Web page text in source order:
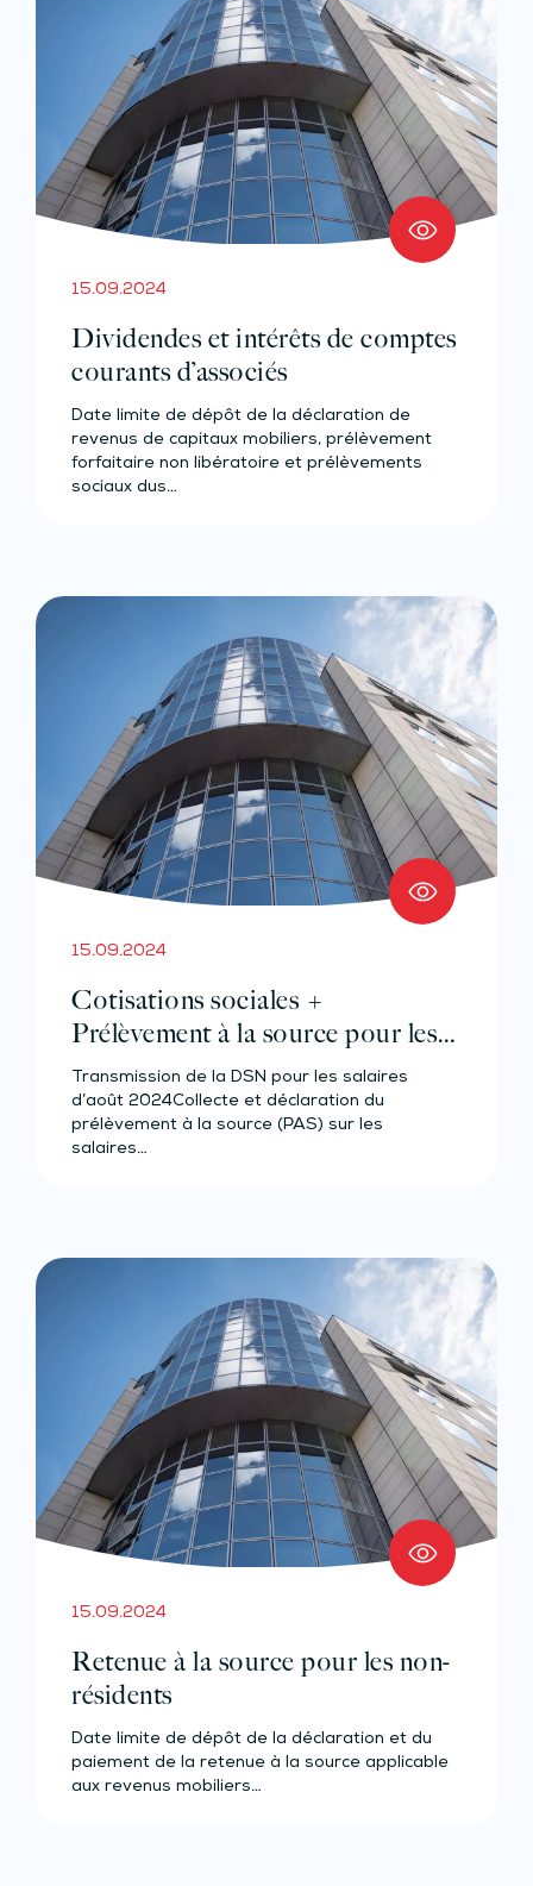
15.09.2024
Dividendes et intérêts de comptes
courants d’associés
Date limite de dépôt de la déclaration de
revenus de capitaux mobiliers, prélèvement
forfaitaire non libératoire et prélèvements
sociaux dus…
15.09.2024
Cotisations sociales +
Prélèvement à la source pour les
salariés et assimilés (effectif de 11 à
49 salariés)
Transmission de la DSN pour les salaires
d’août 2024Collecte et déclaration du
prélèvement à la source (PAS) sur les
salaires…
15.09.2024
Retenue à la source pour les non-
résidents
Date limite de dépôt de la déclaration et du
paiement de la retenue à la source applicable
aux revenus mobiliers…